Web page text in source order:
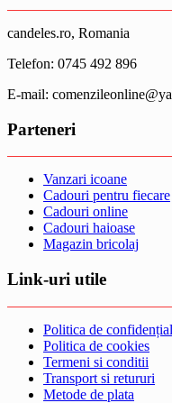
candeles.ro, Romania
Telefon: 0745 492 896
E-mail:
Parteneri
Vanzari icoane
Cadouri pentru fiecare
Cadouri online
Cadouri haioase
Magazin bricolaj
Link-uri utile
Politica de
Politica de cookies
Termeni si conditii
Transport si retururi
Metode de plata